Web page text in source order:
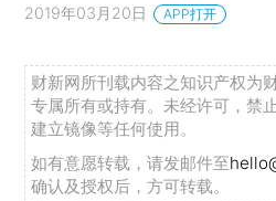
2019年03月20日 APP打开
财新网所刊载内容之知识产权为
专属所有或持有。未经许可，禁
建立镜像等任何使用。
如有意愿转载，请发邮件至
确认及授权后，方可转载。